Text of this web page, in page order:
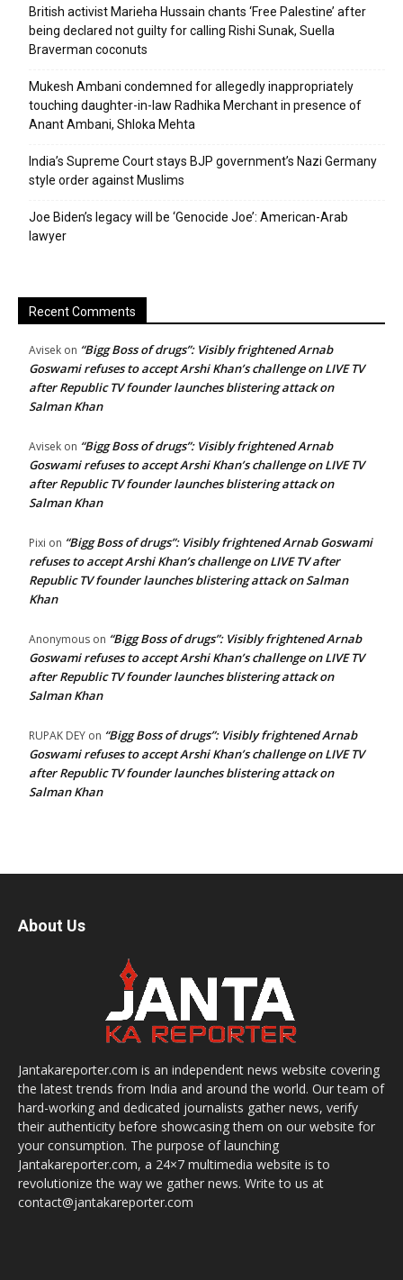
British activist Marieha Hussain chants ‘Free Palestine’ after
being declared not guilty for calling Rishi Sunak, Suella
Braverman coconuts
Mukesh Ambani condemned for allegedly inappropriately
touching daughter-in-law Radhika Merchant in presence of
Anant Ambani, Shloka Mehta
India’s Supreme Court stays BJP government’s Nazi Germany
style order against Muslims
Joe Biden’s legacy will be ‘Genocide Joe’: American-Arab
lawyer
Recent Comments
Avisek on “Bigg Boss of drugs”: Visibly frightened Arnab
Goswami refuses to accept Arshi Khan’s challenge on LIVE TV
after Republic TV founder launches blistering attack on
Salman Khan
Avisek on “Bigg Boss of drugs”: Visibly frightened Arnab
Goswami refuses to accept Arshi Khan’s challenge on LIVE TV
after Republic TV founder launches blistering attack on
Salman Khan
Pixi on “Bigg Boss of drugs”: Visibly frightened Arnab Goswami
refuses to accept Arshi Khan’s challenge on LIVE TV after
Republic TV founder launches blistering attack on Salman
Khan
Anonymous on “Bigg Boss of drugs”: Visibly frightened Arnab
Goswami refuses to accept Arshi Khan’s challenge on LIVE TV
after Republic TV founder launches blistering attack on
Salman Khan
RUPAK DEY on “Bigg Boss of drugs”: Visibly frightened Arnab
Goswami refuses to accept Arshi Khan’s challenge on LIVE TV
after Republic TV founder launches blistering attack on
Salman Khan
About Us
Jantakareporter.com is an independent news website covering
the latest trends from India and around the world. Our team of
hard-working and dedicated journalists gather news, verify
their authenticity before showcasing them on our website for
your consumption. The purpose of launching
Jantakareporter.com, a 24×7 multimedia website is to
revolutionize the way we gather news. Write to us at
contact@jantakareporter.com